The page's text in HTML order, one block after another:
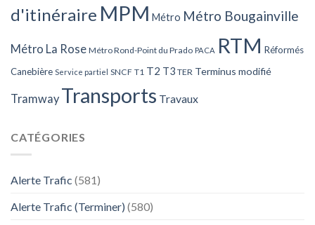
d'itinéraire MPM Métro Métro Bougainville
Métro La Rose Métro Rond-Point du Prado PACA RTM Réformés
Canebière Service partiel SNCF T1 T2 T3 TER Terminus modifié
Tramway Transports Travaux
CATÉGORIES
Alerte Trafic (581)
Alerte Trafic (Terminer) (580)